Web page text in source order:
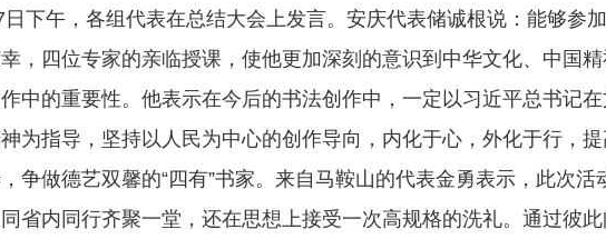
下午，各组代表在总结大会上发言。安庆代表储诚根说：能够参
，四位专家的亲临授课，使他更加深刻的意识到中华文化、中国
中的重要性。他表示在今后的书法创作中，一定以习近平总书记
为指导，坚持以人民为中心的创作导向，内化于心，外化于行，
争做德艺双馨的“四有”书家。来自马鞍山的代表金勇表示，此次活
省内同行齐聚一堂，还在思想上接受一次高规格的洗礼。通过彼